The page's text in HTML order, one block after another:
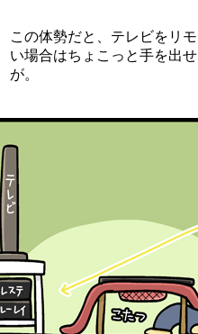
この体勢だと、テレビをリ
い場合はちょこっと手を出
が。